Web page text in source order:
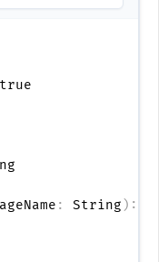
: String ) :